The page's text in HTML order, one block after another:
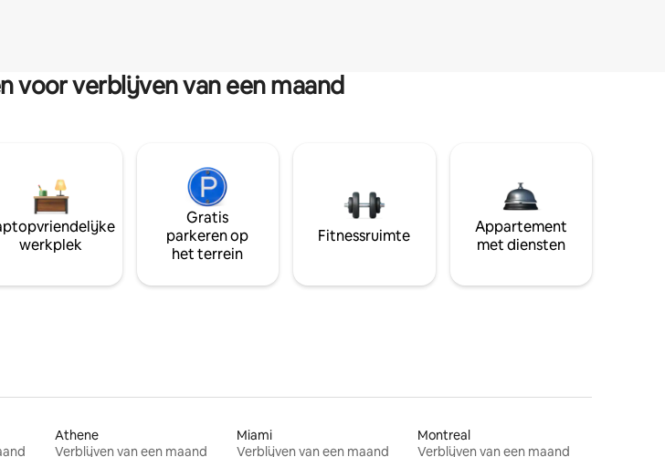
voor verblijven van een maand
werkplek
Gratis
parkeren op
het terrein
Fitnessruimte
Appartement
met diensten
Athene
Verblijven van een maand
Miami
Verblijven van een maand
Montreal
Verblijven van een maand